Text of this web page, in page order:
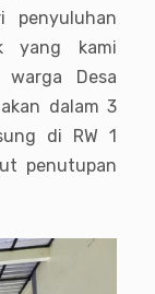
penyuluhan
yang kami
Desa
dalam 3
di RW 1
penutupan